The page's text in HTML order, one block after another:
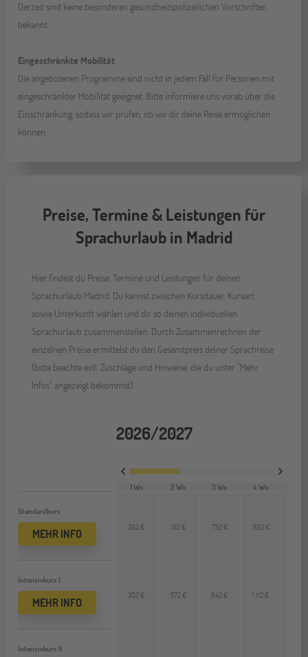
Derzeit sind keine besonderen gesundheitspolizeilichen Vorschriften
bekannt.
Eingeschränkte Mobilität
Die angebotenen Programme sind nicht in jedem Fall für Personen mit
eingeschränkter Mobilität geeignet. Bitte informiere uns vorab über die
Einschränkung, sodass wir prüfen, ob wir dir deine Reise ermöglichen
können.
Preise, Termine & Leistungen für
Sprachurlaub in Madrid
Hier findest du Preise, Termine und Leistungen für deinen
Sprachurlaub Madrid. Du kannst zwischen Kursdauer, Kursart
sowie Unterkunft wählen und dir so deinen individuellen
Sprachurlaub zusammenstellen. Durch Zusammenrechnen der
einzelnen Preise ermittelst du den Gesamtpreis deiner Sprachreise
(bitte beachte evtl. Zuschläge und Hinweise, die du unter "Mehr
Infos" angezeigt bekommst).
2026/2027
Standardkurs
MEHR INFO
Intensivkurs I
MEHR INFO
Intensivkurs II
1 Wo 2 Wo 3 Wo 4 Wo
292 € 512 € 752 € 992 €
302 € 572 € 842 € 1.112 €